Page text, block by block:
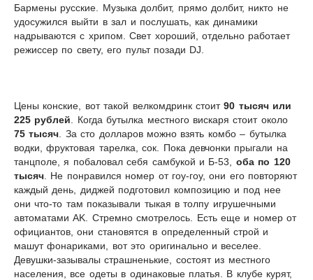
Бармены русские. Музыка долбит, прямо долбит, никто не
удосужился выйти в зал и послушать, как динамики
надрываются с хрипом. Свет хороший, отдельно работает
режиссер по свету, его пульт позади DJ
Цены конские, вот такой велкомдринк стоит90 тысяч или
225 рублей . Когда бутылка местного вискаря стоит около
75 тысяч . За сто долларов можно взять комбо – бутылка
водки, фруктовая тарелка, сок. Пока девчонки прыгали на
танцполе, я побаловал себя самбукой и Б-53, оба по 120
тысяч . Не понравился номер от гоу-гоу, они его повторяют
каждый день, диджей подготовил композицию и под нее
они что-то там показывали тыкая в толпу игрушечными
автоматамиAK . Стремно смотрелось. Есть еще и номер от
официантов, они становятся в определенный строй и
машут фонариками, вот это оригинально и веселее.
Девушки-зазывалы страшненькие, состоят из местного
населения, все одеты в одинаковые платья. В клубе курят,